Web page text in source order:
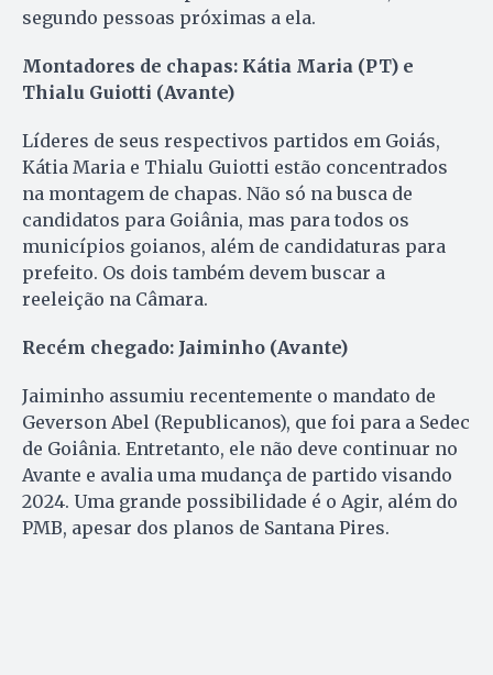
segundo pessoas próximas a ela.
Montadores de chapas: Kátia Maria (PT) e
Thialu Guiotti (Avante)
Líderes de seus respectivos partidos em Goiás,
Kátia Maria e Thialu Guiotti estão concentrados
na montagem de chapas. Não só na busca de
candidatos para Goiânia, mas para todos os
municípios goianos, além de candidaturas para
prefeito. Os dois também devem buscar a
reeleição na Câmara.
Recém chegado: Jaiminho (Avante)
Jaiminho assumiu recentemente o mandato de
Geverson Abel (Republicanos), que foi para a Sedec
de Goiânia. Entretanto, ele não deve continuar no
Avante e avalia uma mudança de partido visando
2024. Uma grande possibilidade é o Agir, além do
PMB, apesar dos planos de Santana Pires.